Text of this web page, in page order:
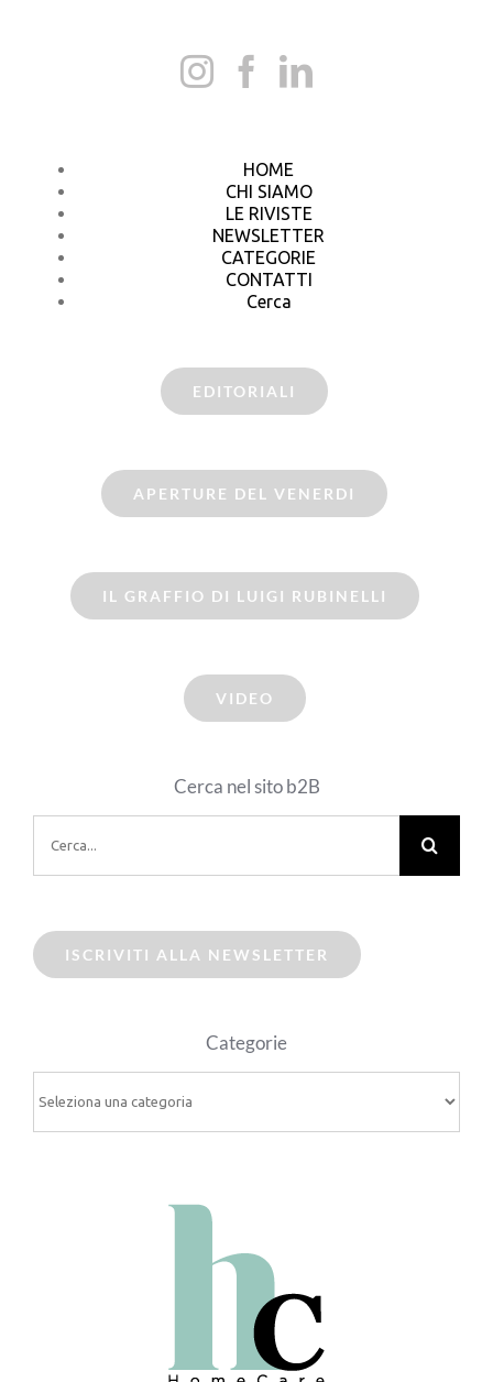
HOME
CHI SIAMO
LE RIVISTE
NEWSLETTER
CATEGORIE
CONTATTI
Cerca
EDITORIALI
APERTURE DEL VENERDI
IL GRAFFIO DI LUIGI RUBINELLI
VIDEO
Cerca nel sito b2B
per:
ISCRIVITI ALLA NEWSLETTER
Categorie